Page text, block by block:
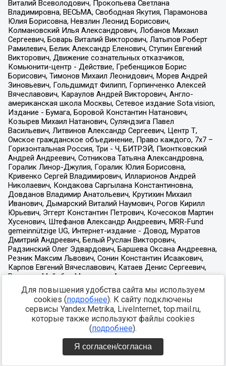
Для повышения удобства сайта мы используем
cookies (подробнее). К сайту подключены
сервисы Yandex.Metrika, LiveInternet, top.mail.ru,
которые также используют файлы cookies
(подробнее).
Я согласен/согласна